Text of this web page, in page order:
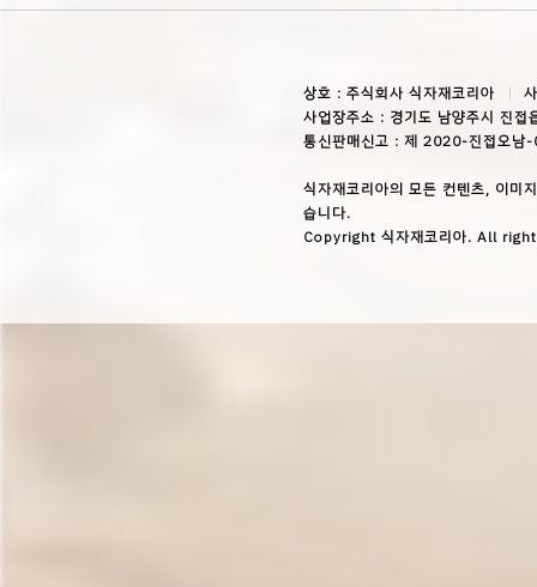
상호 : 주식회사 식자재코리아
사업장주소 : 경기도 남양주시 진
통신판매신고 : 제 2020-진접오남
식자재코리아의 모든 컨텐츠, 이미
습니다.
Copyright 식자재코리아. All